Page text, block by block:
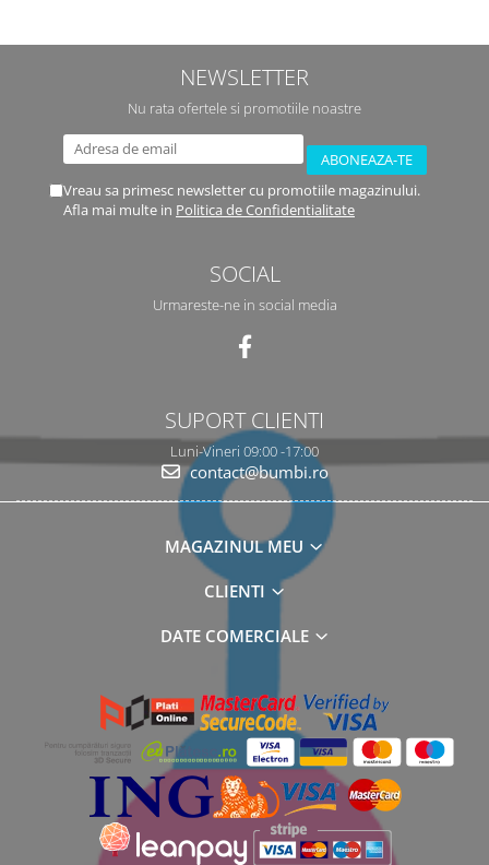
NEWSLETTER
Nu rata ofertele si promotiile noastre
Vreau sa primesc newsletter cu promotiile magazinului.
Afla mai multe in Politica de Confidentialitate
SOCIAL
Urmareste-ne in social media
SUPORT CLIENTI
Luni-Vineri 09:00 -17:00
contact@bumbi.ro
MAGAZINUL MEU
CLIENTI
DATE COMERCIALE